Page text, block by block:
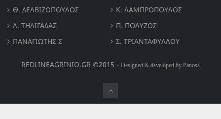
Θ. ΔΕΛΒΙΖΌΠΟΥΛΟΣ
Κ. ΛΑΜΠΡΟΠΟΥΛΟΣ
Λ. ΤΗΛΙΓΑΔΑΣ
Π. ΠΟΛΎΖΟΣ
ΠΑΝΑΓΙΏΤΗΣ Σ
Σ. ΤΡΙΑΝΤΑΦΥΛΛΟΥ
REDLINEAGRINIO.GR ©2015 - Designed & developed by Panoss